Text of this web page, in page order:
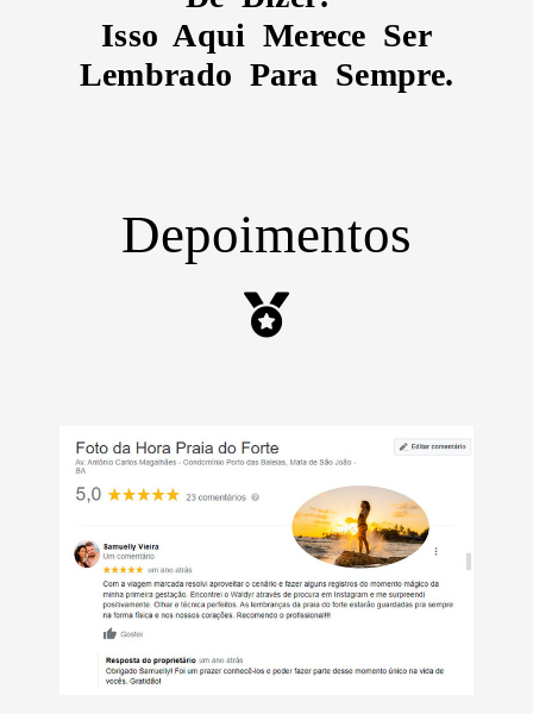
Isso Aqui Merece Ser
Lembrado Para Sempre.
Depoimentos